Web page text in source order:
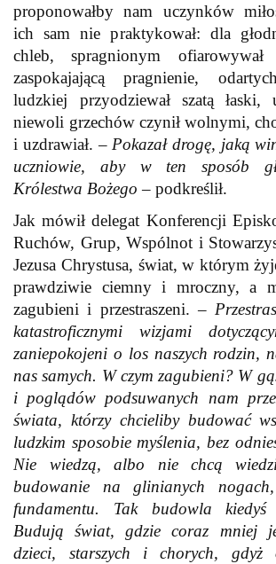
proponowałby nam uczynków
ich sam nie praktykował: dla
chleb, spragnionym
zaspokajającą pragnienie,
ludzkiej przyodziewał szatą
niewoli grzechów czynił wolnymi,
i uzdrawiał. –Pokazał drogę, jaką
uczniowie, aby w ten sposób
Królestwa Bożego – podkreślił.
Jak mówił delegat Konferencji
Ruchów, Grup, Wspólnot i
Jezusa Chrystusa, świat, w którym
prawdziwie ciemny i mroczny, a
zagubieni i przestraszeni. –
katastroficznymi wizjami
zaniepokojeni o los naszych rodzin,
nas samych. W czym zagubieni? W
i poglądów podsuwanych nam
świata, którzy chcieliby budować
ludzkim sposobie myślenia, bez
Nie wiedzą, albo nie chcą
budowanie na glinianych
fundamentu. Tak budowla kiedyś
Budują świat, gdzie coraz mniej
dzieci, starszych i chorych,